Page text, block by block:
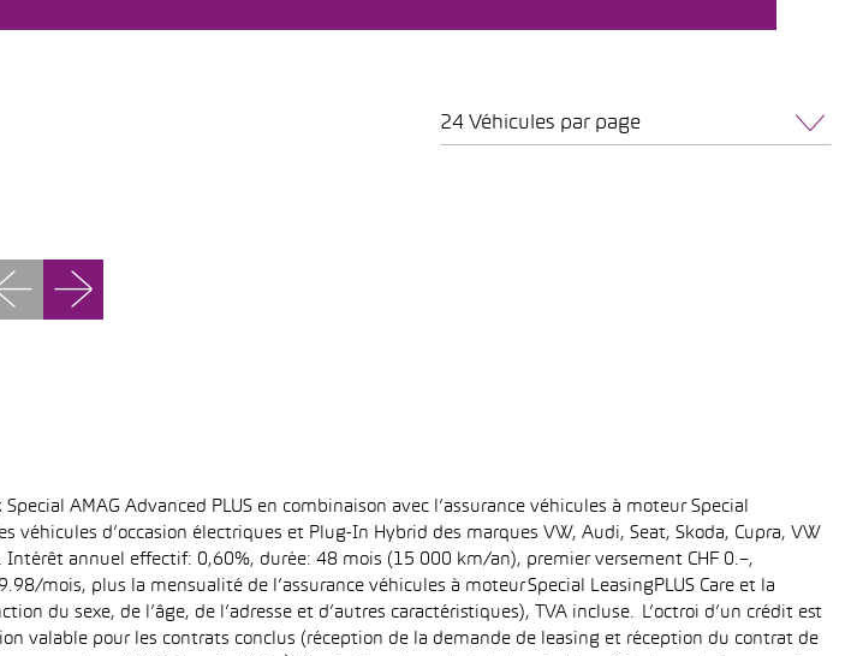
24 Véhicules par page
AMAG Advanced PLUS en combinaison avec l’assurance véhicules à moteur Special
véhicules d’occasion électriques et Plug-In Hybrid des marques VW, Audi, Seat, Skoda, Cupra, VW
annuel effectif: 0,60%, durée: 48 mois (15 000 km/an), premier versement CHF 0.–,
mois, plus la mensualité de l’assurance véhicules à moteur Special LeasingPLUS Care et la
du sexe, de l’âge, de l’adresse et d’autres caractéristiques), TVA incluse. L’octroi d’un crédit est
valable pour les contrats conclus (réception de la demande de leasing et réception du contrat de